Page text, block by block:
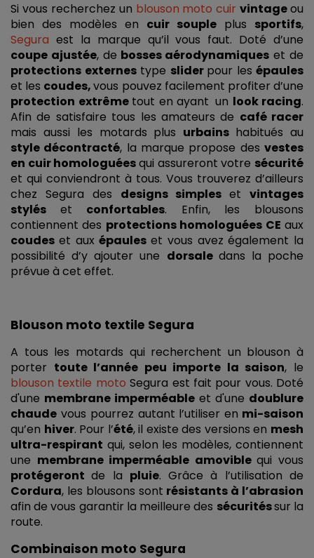
Si vous recherchez un blouson moto cuir vintage ou
bien des modèles en cuir souple plus sportifs,
Segura
coupe ajustée, de bosses aérodynamiques
protections externes type slider pour les
et les coudes,
protection extrême tout en ayant un look racing.
Afin de satisfaire tous les amateurs de café racer
mais aussi les motards plus urbains
style décontracté, la marque propose des vestes
en cuir homologuées qui assureront votre
et qui conviendront à tous. Vous trouverez d’ailleurs
chez Segura des designs simples et vintages
stylés et confortables. Enfin, les blousons
contiennent des protections homologuées CE
coudes et aux épaules et vous avez également la
possibilité d’y ajouter une dorsale dans la poche
prévue à cet effet.
Blouson moto textile Segura
A tous les motards qui recherchent un blouson à
porter toute l’année peu importe la saison
blouson textile moto Segura est fait pour vous. Doté
d'une membrane imperméable et d'une doublure
chaude vous pourrez autant l’utiliser en
qu’en hiver. Pour l’été, il existe des versions en mesh
ultra-respirant qui, selon les modèles, contiennent
une membrane imperméable amovible
protégeront de la pluie
Cordura, les blousons sont résistants à l’abrasion
afin de vous garantir la meilleure des sécurités sur la
route.
Combinaison moto Segura